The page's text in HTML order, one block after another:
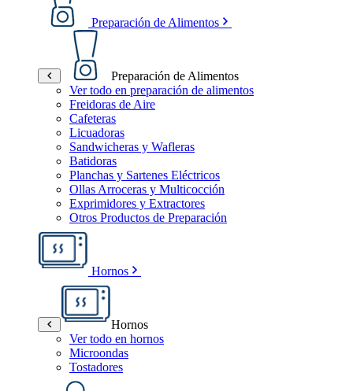
Preparación de Alimentos
Preparación de Alimentos
Ver todo en preparación de alimentos
Freidoras de Aire
Cafeteras
Licuadoras
Sandwicheras y Wafleras
Batidoras
Planchas y Sartenes Eléctricos
Ollas Arroceras y Multicocción
Exprimidores y Extractores
Otros Productos de Preparación
Hornos
Hornos
Ver todo en hornos
Microondas
Tostadores